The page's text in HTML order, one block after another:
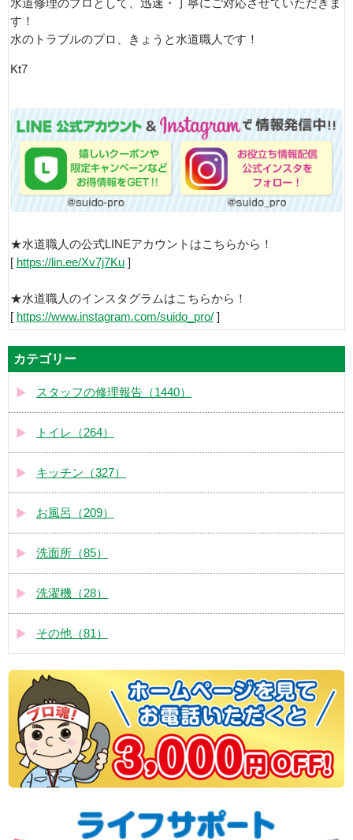
水道修理のプロとして、迅速・丁寧にご対応させていただきま
す！
水のトラブルのプロ、きょうと水道職人です！
Kt7
★水道職人の公式LINEアカウントはこちらから！
[ https://lin.ee/Xv7j7Ku ]
★水道職人のインスタグラムはこちらから！
[ https://www.instagram.com/suido_pro/ ]
カテゴリー
スタッフの修理報告（1440）
トイレ（264）
キッチン（327）
お風呂（209）
洗面所（85）
洗濯機（28）
その他（81）